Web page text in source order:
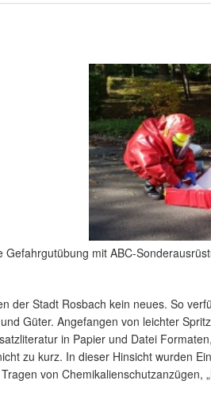
mit ABC-
der Stadt Rosbach kein neues. So
Güter. Angefangen von leichter
in Papier und Datei
zu kurz. In dieser Hinsicht wurden
von